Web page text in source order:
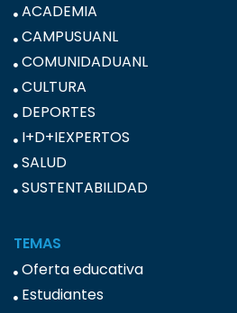
ACADEMIA
CAMPUSUANL
COMUNIDADUANL
CULTURA
DEPORTES
I+D+IEXPERTOS
SALUD
SUSTENTABILIDAD
TEMAS
Oferta educativa
Estudiantes